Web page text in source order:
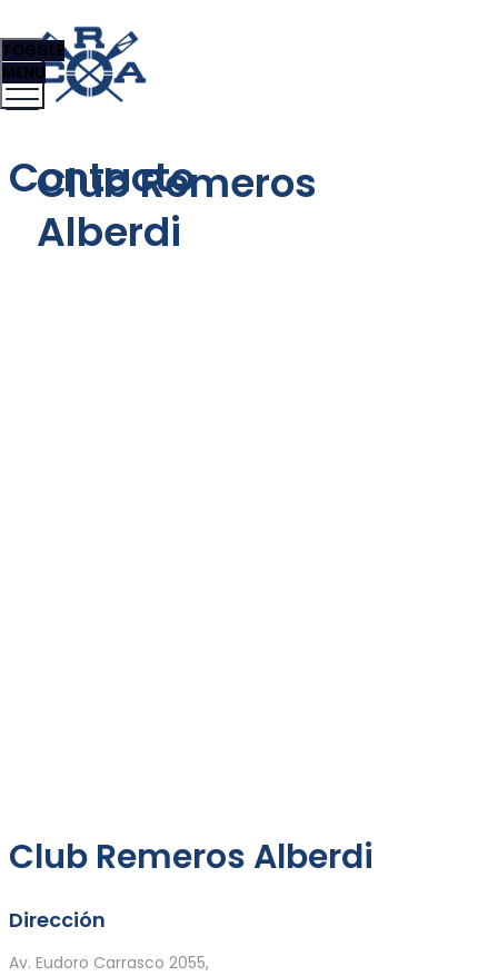
Club Remeros
Alberdi
TOGGLE
MENU
Contacto
Club Remeros Alberdi
Dirección
Av. Eudoro Carrasco 2055,